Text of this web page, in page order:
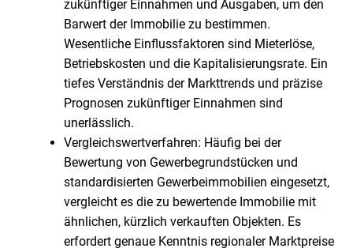
zukünftiger Einnahmen und Ausgaben, um den
Barwert der Immobilie zu bestimmen.
Wesentliche Einflussfaktoren sind Mieterlöse,
Betriebskosten und die Kapitalisierungsrate. Ein
tiefes Verständnis der Markttrends und präzise
Prognosen zukünftiger Einnahmen sind
unerlässlich.
Vergleichswertverfahren: Häufig bei der
Bewertung von Gewerbegrundstücken und
standardisierten Gewerbeimmobilien eingesetzt,
vergleicht es die zu bewertende Immobilie mit
ähnlichen, kürzlich verkauften Objekten. Es
erfordert genaue Kenntnis regionaler Marktpreise